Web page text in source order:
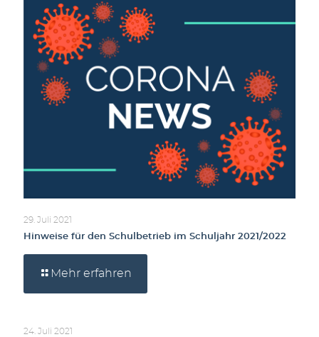
29. Juli 2021
Hinweise für den Schulbetrieb im Schuljahr 2021/2022
Mehr erfahren
24. Juli 2021